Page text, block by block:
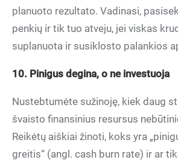
planuoto rezultato. Vadinasi,
penkių ir tik tuo atveju, jei viskas
suplanuota ir susiklosto palankios
10. Pinigus degina, o ne investuoja
Nustebtumėte sužinoję, kiek daug
švaisto finansinius resursus
Reikėtų aiškiai žinoti, koks yra
greitis“ (angl. cash burn rate) ir ar